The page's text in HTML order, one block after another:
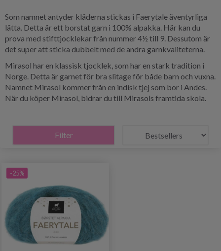
Som namnet antyder kläderna stickas i Faerytale äventyrliga
lätta. Detta är ett borstat garn i 100% alpakka. Här kan du
prova med stifttjocklekar från nummer 4½ till 9. Dessutom är
det super att sticka dubbelt med de andra garnkvaliteterna.
Mirasol har en klassisk tjocklek, som har en stark tradition i
Norge. Detta är garnet för bra slitage för både barn och vuxna.
Namnet Mirasol kommer från en indisk tjej som bor i Andes.
När du köper Mirasol, bidrar du till Mirasols framtida skola.
Filter
-25%